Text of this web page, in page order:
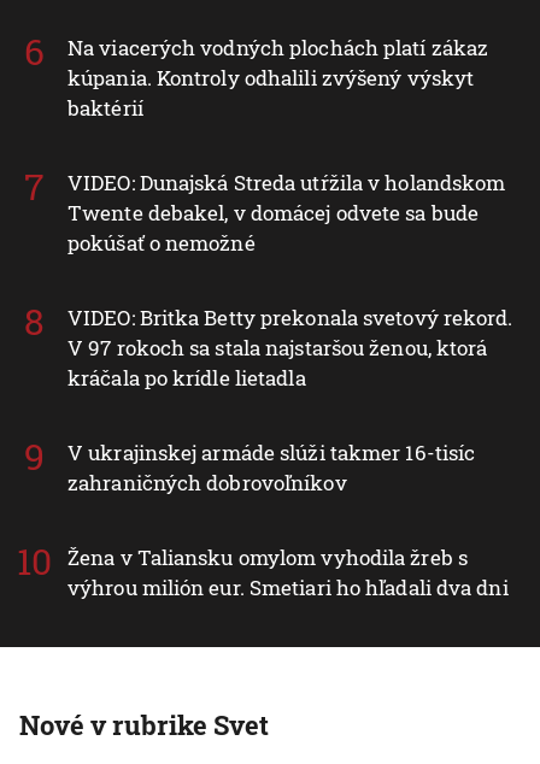
Na viacerých vodných plochách platí zákaz
kúpania. Kontroly odhalili zvýšený výskyt
baktérií
VIDEO: Dunajská Streda utŕžila v holandskom
Twente debakel, v domácej odvete sa bude
pokúšať o nemožné
VIDEO: Britka Betty prekonala svetový rekord.
V 97 rokoch sa stala najstaršou ženou, ktorá
kráčala po krídle lietadla
V ukrajinskej armáde slúži takmer 16-tisíc
zahraničných dobrovoľníkov
Žena v Taliansku omylom vyhodila žreb s
výhrou milión eur. Smetiari ho hľadali dva dni
Nové v rubrike Svet